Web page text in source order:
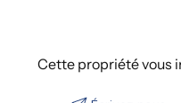
Cette propriété vous